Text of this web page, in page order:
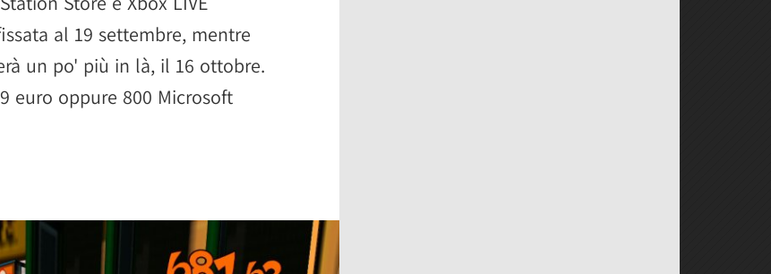
al 19 settembre, mentre
un po' più in là, il 16 ottobre.
euro oppure 800 Microsoft